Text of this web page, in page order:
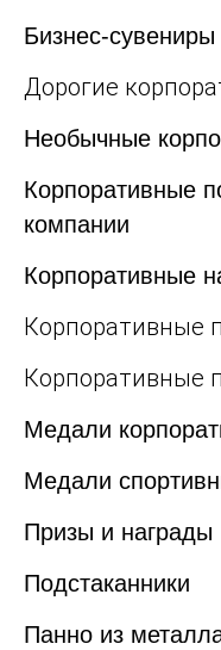
Бизнес-сувениры
Дорогие
Необычные
Корпоративные
компании
Корпоративные
Корпоративные
Корпоративные
Медали
Медали
Призы и награды
Подстаканники
Панно из